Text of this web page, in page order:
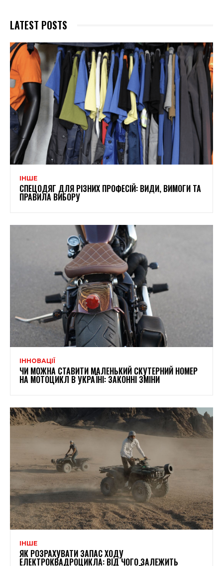
LATEST POSTS
ІНШЕ
СПЕЦОДЯГ ДЛЯ РІЗНИХ ПРОФЕСІЙ: ВИДИ, ВИМОГИ ТА
ПРАВИЛА ВИБОРУ
ІННОВАЦІЇ
ЧИ МОЖНА СТАВИТИ МАЛЕНЬКИЙ СКУТЕРНИЙ НОМЕР
НА МОТОЦИКЛ В УКРАЇНІ: ЗАКОННІ ЗМІНИ
ІНШЕ
ЯК РОЗРАХУВАТИ ЗАПАС ХОДУ
ЕЛЕКТРОКВАДРОЦИКЛА: ВІД ЧОГО ЗАЛЕЖИТЬ